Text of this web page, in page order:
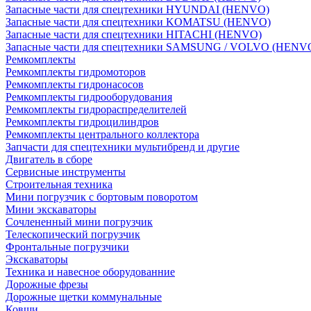
Запасные части для спецтехники HYUNDAI (HENVO)
Запасные части для спецтехники KOMATSU (HENVO)
Запасные части для спецтехники HITACHI (HENVO)
Запасные части для спецтехники SAMSUNG / VOLVO
Ремкомплекты
Ремкомплекты гидромоторов
Ремкомплекты гидронасосов
Ремкомплекты гидрооборудования
Ремкомплекты гидрораспределителей
Ремкомплекты гидроцилиндров
Ремкомплекты центрального коллектора
Запчасти для спецтехники мультибренд и другие
Двигатель в сборе
Сервисные инструменты
Строительная техника
Мини погрузчик с бортовым поворотом
Мини экскаваторы
Сочлененный мини погрузчик
Телескопический погрузчик
Фронтальные погрузчики
Экскаваторы
Техника и навесное оборудованние
Дорожные фрезы
Дорожные щетки коммунальные